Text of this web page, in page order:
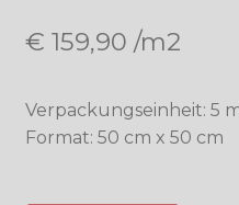
€ 159,90 /m2
Verpackungseinheit: 5
Format: 50 cm x 50 cm